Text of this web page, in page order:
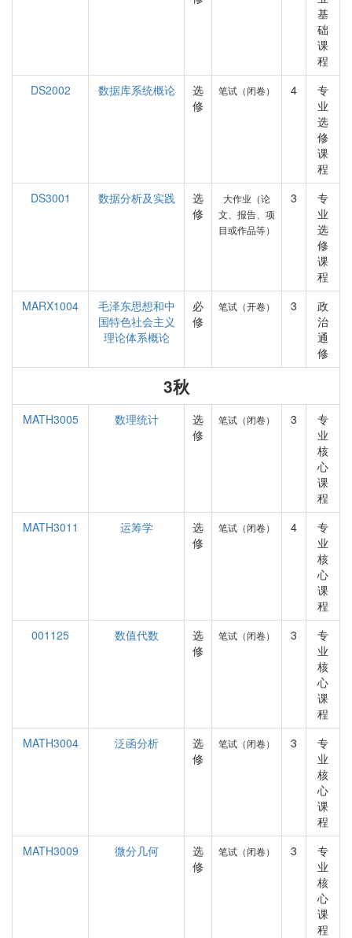
基
础
课
程
DS2002
数据库系统概论
选
修
笔试（闭卷） 4
专
业
选
修
课
程
DS3001
数据分析及实践
选
修
大作业（论
文、报告、项
目或作品等）
3
专
业
选
修
课
程
MARX1004
毛泽东思想和中
国特色社会主义
理论体系概论
必
修
笔试（开卷） 3
政
治
通
修
3秋
MATH3005 数理统计
选
修
笔试（闭卷） 3
专
业
核
心
课
程
MATH3011
运筹学
选
修
笔试（闭卷） 4
专
业
核
心
课
程
001125
数值代数
选
修
笔试（闭卷） 3
专
业
核
心
课
程
MATH3004
泛函分析
选
修
笔试（闭卷） 3
专
业
核
心
课
程
MATH3009
微分几何
选
修
笔试（闭卷） 3
专
业
核
心
课
程